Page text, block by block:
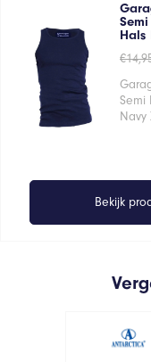
Hals
€
Semi
Navy
Bekijk